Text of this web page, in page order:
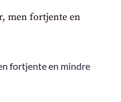
fortjente en mindre